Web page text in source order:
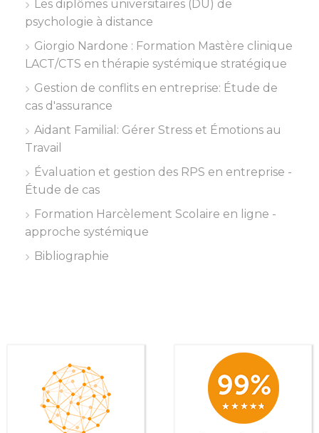
Les diplômes universitaires (DU) de
psychologie à distance
Giorgio Nardone : Formation Mastère clinique
LACT/CTS en thérapie systémique stratégique
Gestion de conflits en entreprise: Étude de
cas d'assurance
Aidant Familial: Gérer Stress et Émotions au
Travail
Évaluation et gestion des RPS en entreprise -
Étude de cas
Formation Harcèlement Scolaire en ligne -
approche systémique
Bibliographie